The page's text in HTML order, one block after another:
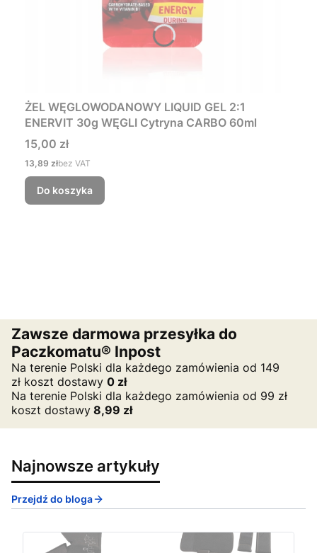
ŻEL WĘGLOWODANOWY LIQUID GEL 2:1
ENERVIT 30g WĘGLI Cytryna CARBO 60ml
Cena
15,00 zł
Cena
13,89 złbez VAT
Do koszyka
Zawsze darmowa przesyłka do
Paczkomatu® Inpost
Na terenie Polski dla każdego zamówienia od 149
zł koszt dostawy 0 zł
Na terenie Polski dla każdego zamówienia od 99 zł
koszt dostawy 8,99 zł
Najnowsze artykuły
Przejdź do bloga